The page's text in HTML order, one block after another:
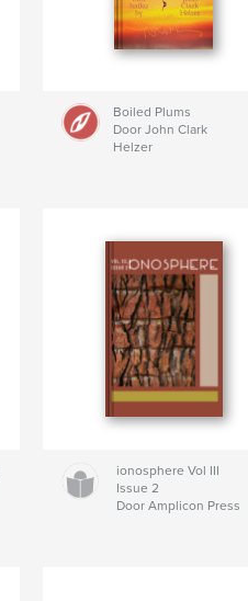
Boiled Plums
Door John Clark
Helzer
ionosphere Vol III
Issue 2
Door Amplicon Press